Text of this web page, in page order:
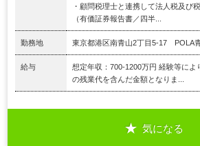
・顧問税理士と連携して法人税及び
（有価証券報告書／四半...
勤務地 東京都港区南青山2丁目5-17 POLA
給与
想定年収：700-1200万円 経験等に
の残業代を含んだ金額となりま...
気になる